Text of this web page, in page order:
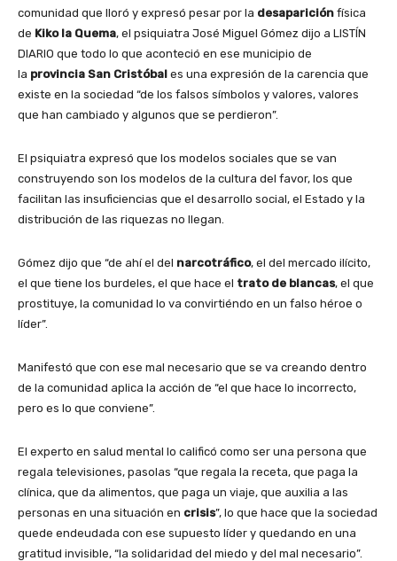
comunidad que lloró y expresó pesar por la desaparición física
de Kiko la Quema, el psiquiatra José Miguel Gómez dijo a LISTÍN
DIARIO que todo lo que aconteció en ese municipio de
la provincia San Cristóbal es una expresión de la carencia que
existe en la sociedad “de los falsos símbolos y valores, valores
que han cambiado y algunos que se perdieron”.
El psiquiatra expresó que los modelos sociales que se van
construyendo son los modelos de la cultura del favor, los que
facilitan las insuficiencias que el desarrollo social, el Estado y la
distribución de las riquezas no llegan.
Gómez dijo que “de ahí el del narcotráfico, el del mercado ilícito,
el que tiene los burdeles, el que hace el trato de blancas, el que
prostituye, la comunidad lo va convirtiéndo en un falso héroe o
líder”.
Manifestó que con ese mal necesario que se va creando dentro
de la comunidad aplica la acción de “el que hace lo incorrecto,
pero es lo que conviene”.
El experto en salud mental lo calificó como ser una persona que
regala televisiones, pasolas “que regala la receta, que paga la
clínica, que da alimentos, que paga un viaje, que auxilia a las
personas en una situación en crisis”, lo que hace que la sociedad
quede endeudada con ese supuesto líder y quedando en una
gratitud invisible, “la solidaridad del miedo y del mal necesario”.